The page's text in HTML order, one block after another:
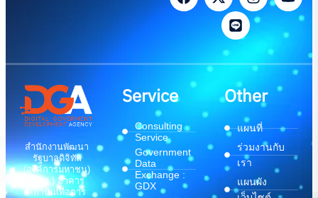
สำนักงานพัฒนา
รัฐบาลดิจิทัล
(องค์การมหาชน)
(สพร.) อาคาร
สถาบันเพื่อการ
Service
Consulting
Service
Government
Data
Exchange :
GDX
Other
แผนที่
ร่วมงานกับ
เรา
แผนผัง